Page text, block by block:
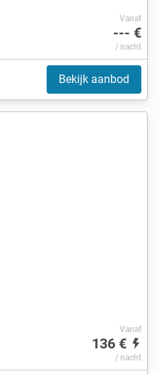
Vanaf
--- €
/ nacht
Bekijk aanbod
Vanaf
136 €
/ nacht